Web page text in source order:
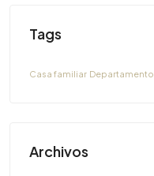
Tags
Casa familiar Departamento
Archivos